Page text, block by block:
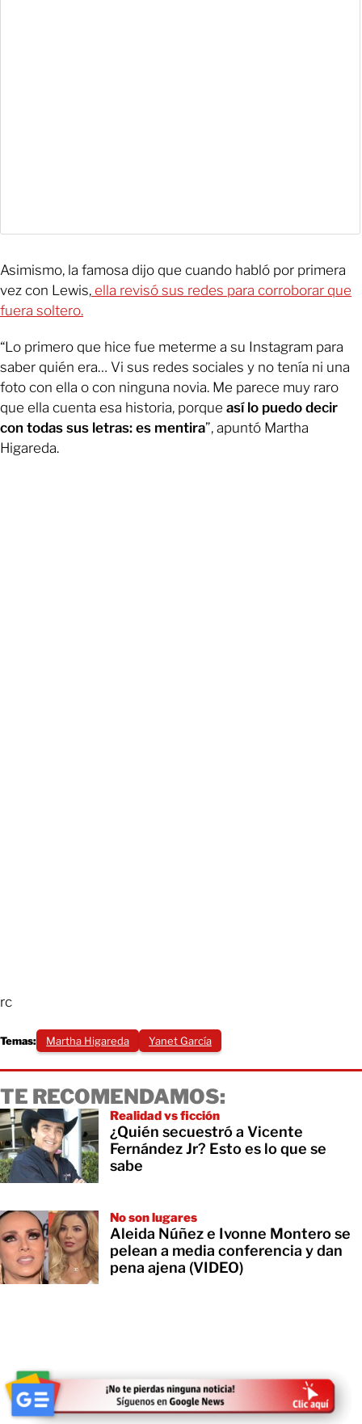
Asimismo, la famosa dijo que cuando habló por primera
vez con Lewis, ella revisó sus redes para corroborar que
fuera soltero.
“Lo primero que hice fue meterme a su Instagram para
saber quién era… Vi sus redes sociales y no tenía ni una
foto con ella o con ninguna novia. Me parece muy raro
que ella cuenta esa historia, porque así lo puedo decir
con todas sus letras: es mentira”, apuntó Martha
Higareda.
rc
Temas: Martha Higareda Yanet García
TE RECOMENDAMOS:
Realidad vs ficción
¿Quién secuestró a Vicente
Fernández Jr? Esto es lo que se
sabe
No son lugares
Aleida Núñez e Ivonne Montero se
pelean a media conferencia y dan
pena ajena (VIDEO)